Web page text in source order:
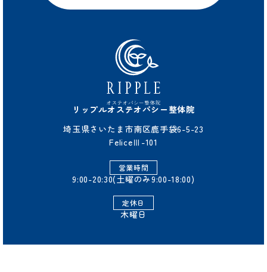
リップルオステオパシー整体院
埼玉県さいたま市南区鹿手袋6-5-23
FeliceⅢ-101
営業時間
9:00-20:30(土曜のみ9:00-18:00)
定休日
木曜日